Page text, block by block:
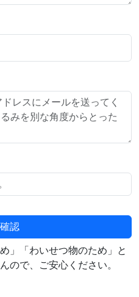
確認
」「わいせつ物のため」と
ので、ご安心ください。